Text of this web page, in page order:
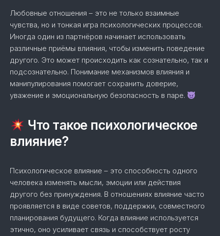
Любовные отношения – это не только взаимные
чувства, но и тонкая игра психологических процессов.
Иногда один из партнёров начинает использовать
различные приёмы влияния, чтобы изменить поведение
другого. Это может происходить как сознательно, так и
подсознательно. Понимание механизмов влияния и
манипулирования помогает сохранить доверие,
уважение и эмоциональную безопасность в паре.
Что такое психологическое
влияние?
Психологическое влияние – это способность одного
человека изменять мысли, эмоции или действия
другого без принуждения. В отношениях влияние часто
проявляется в виде советов, поддержки, совместного
планирования будущего. Когда влияние используется
этично, оно усиливает связь и способствует росту